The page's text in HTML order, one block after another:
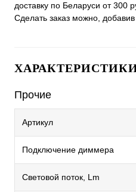
доставку по Беларуси от 300
Сделать заказ можно, добавив
Прочие
Артикул
Подключение диммера
Световой поток, Lm